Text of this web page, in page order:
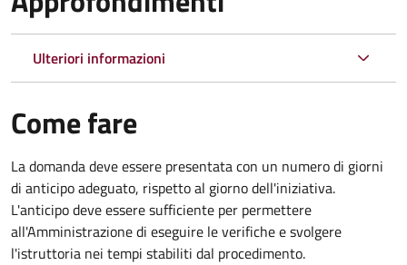
Ulteriori informazioni
Come fare
La domanda deve essere presentatacon un numero di giorni
di anticipo adeguato, rispetto al giorno dell'iniziativa.
L'anticipo deve essere sufficiente per permettere
all'Amministrazione di eseguire le verifiche e svolgere
l'istruttoria nei tempi stabiliti dal procedimento.